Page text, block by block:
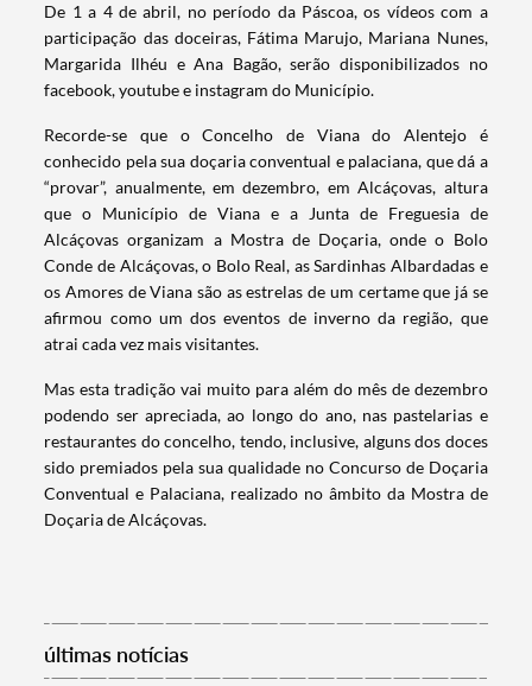
Termo de Pesquisa
De 1 a 4 de abril, no período da Páscoa, os vídeos com a
participação das doceiras, Fátima Marujo, Mariana Nunes,
Margarida Ilhéu e Ana Bagão, serão disponibilizados no
facebook, youtube e instagram do Município.
Recorde-se que o Concelho de Viana do Alentejo é
conhecido pela sua doçaria conventual e palaciana, que dá a
“provar”, anualmente, em dezembro, em Alcáçovas, altura
que o Município de Viana e a Junta de Freguesia de
Alcáçovas organizam a Mostra de Doçaria, onde o Bolo
Conde de Alcáçovas, o Bolo Real, as Sardinhas Albardadas e
os Amores de Viana são as estrelas de um certame que já se
afirmou como um dos eventos de inverno da região, que
atrai cada vez mais visitantes.
Mas esta tradição vai muito para além do mês de dezembro
podendo ser apreciada, ao longo do ano, nas pastelarias e
restaurantes do concelho, tendo, inclusive, alguns dos doces
sido premiados pela sua qualidade no Concurso de Doçaria
Conventual e Palaciana, realizado no âmbito da Mostra de
Doçaria de Alcáçovas.
últimas notícias